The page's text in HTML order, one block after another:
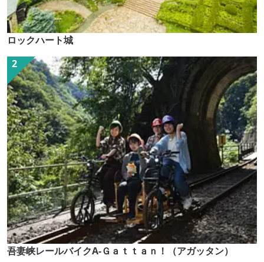
ロックハート城
吾妻峡レールバイクA-Ｇａｔｔａｎ！（アガッタン）